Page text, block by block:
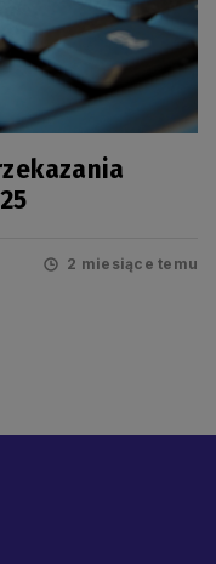
2 miesiące temu